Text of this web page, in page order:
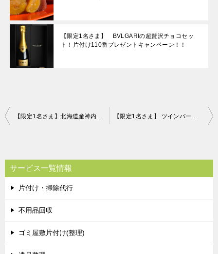
【限定1名さま】 BVLGARIの超贅沢チョコセッ
ト！片付け110番プレゼントキャンペーン！！
投
ビ
ゲ
ー
シ
【限定1名さま】北海道産神内和牛 すき焼き・しゃぶしゃぶ用詰合せ 片付け110番プレゼントキャンペーン！！ 【限定1名さま】 ツインバード パーソナル加湿空気清浄機
サービス一覧情報
片付け・掃除代行
不用品回収
ゴミ屋敷片付け(整理)